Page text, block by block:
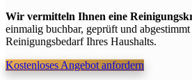
Wir vermitteln Ihnen eine
einmalig buchbar, geprüft und
Reinigungsbedarf Ihres Haushalts.
Kostenloses Angebot anfordern